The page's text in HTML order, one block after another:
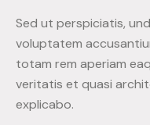
Sed ut perspiciatis,
voluptatem
totam rem aperiam
veritatis et quasi
explicabo.